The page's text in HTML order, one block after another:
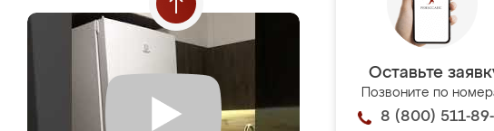
Оставьте
Позвоните по
8 (800) 511-